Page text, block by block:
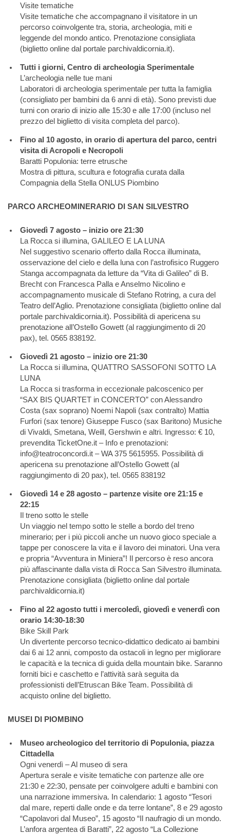
Visite tematiche
Visite tematiche che accompagnano il visitatore in un
percorso coinvolgente tra, storia, archeologia, miti e
leggende del mondo antico. Prenotazione consigliata
(biglietto online dal portale parchivaldicornia.it).
Tutti i giorni, Centro di archeologia Sperimentale
L’archeologia nelle tue mani
Laboratori di archeologia sperimentale per tutta la famiglia
(consigliato per bambini da 6 anni di età). Sono previsti due
turni con orario di inizio alle 15:30 e alle 17:00 (incluso nel
prezzo del biglietto di visita completa del parco).
Fino al 10 agosto, in orario di apertura del parco, centri
visita di Acropoli e Necropoli
Baratti Populonia: terre etrusche
Mostra di pittura, scultura e fotografia curata dalla
Compagnia della Stella ONLUS Piombino
PARCO ARCHEOMINERARIO DI SAN SILVESTRO
Giovedì 7 agosto – inizio ore 21:30
La Rocca si illumina, GALILEO E LA LUNA
Nel suggestivo scenario offerto dalla Rocca illuminata,
osservazione del cielo e della luna con l’astrofisico Ruggero
Stanga accompagnata da letture da “Vita di Galileo” di B.
Brecht con Francesca Palla e Anselmo Nicolino e
accompagnamento musicale di Stefano Rotring, a cura del
Teatro dell’Aglio. Prenotazione consigliata (biglietto online dal
portale parchivaldicornia.it). Possibilità di apericena su
prenotazione all’Ostello Gowett (al raggiungimento di 20
pax), tel. 0565 838192.
Giovedì 21 agosto – inizio ore 21:30
La Rocca si illumina, QUATTRO SASSOFONI SOTTO LA
LUNA
La Rocca si trasforma in eccezionale palcoscenico per
“SAX BIS QUARTET in CONCERTO” con Alessandro
Costa (sax soprano) Noemi Napoli (sax contralto) Mattia
Furfori (sax tenore) Giuseppe Fusco (sax Baritono) Musiche
di Vivaldi, Smetana, Weill, Gershwin e altri. Ingresso: € 10,
prevendita TicketOne.it – Info e prenotazioni:
info@teatroconcordi.it – WA 375 5615955. Possibilità di
apericena su prenotazione all’Ostello Gowett (al
raggiungimento di 20 pax), tel. 0565 838192
Giovedì 14 e 28 agosto – partenze visite ore 21:15 e
22:15
Il treno sotto le stelle
Un viaggio nel tempo sotto le stelle a bordo del treno
minerario; per i più piccoli anche un nuovo gioco speciale a
tappe per conoscere la vita e il lavoro dei minatori. Una vera
e propria “Avventura in Miniera”! Il percorso è reso ancora
più affascinante dalla vista di Rocca San Silvestro illuminata.
Prenotazione consigliata (biglietto online dal portale
parchivaldicornia.it)
Fino al 22 agosto tutti i mercoledì, giovedì e venerdì con
orario 14:30-18:30
Bike Skill Park
Un divertente percorso tecnico-didattico dedicato ai bambini
dai 6 ai 12 anni, composto da ostacoli in legno per migliorare
le capacità e la tecnica di guida della mountain bike. Saranno
forniti bici e caschetto e l’attività sarà seguita da
professionisti dell’Etruscan Bike Team. Possibilità di
acquisto online del biglietto.
MUSEI DI PIOMBINO
Museo archeologico del territorio di Populonia, piazza
Cittadella
Ogni venerdì – Al museo di sera
Apertura serale e visite tematiche con partenze alle ore
21:30 e 22:30, pensate per coinvolgere adulti e bambini con
una narrazione immersiva. In calendario: 1 agosto “Tesori
dal mare, reperti dalle onde e da terre lontane”, 8 e 29 agosto
“Capolavori dal Museo”, 15 agosto “Il naufragio di un mondo.
L’anfora argentea di Baratti”, 22 agosto “La Collezione